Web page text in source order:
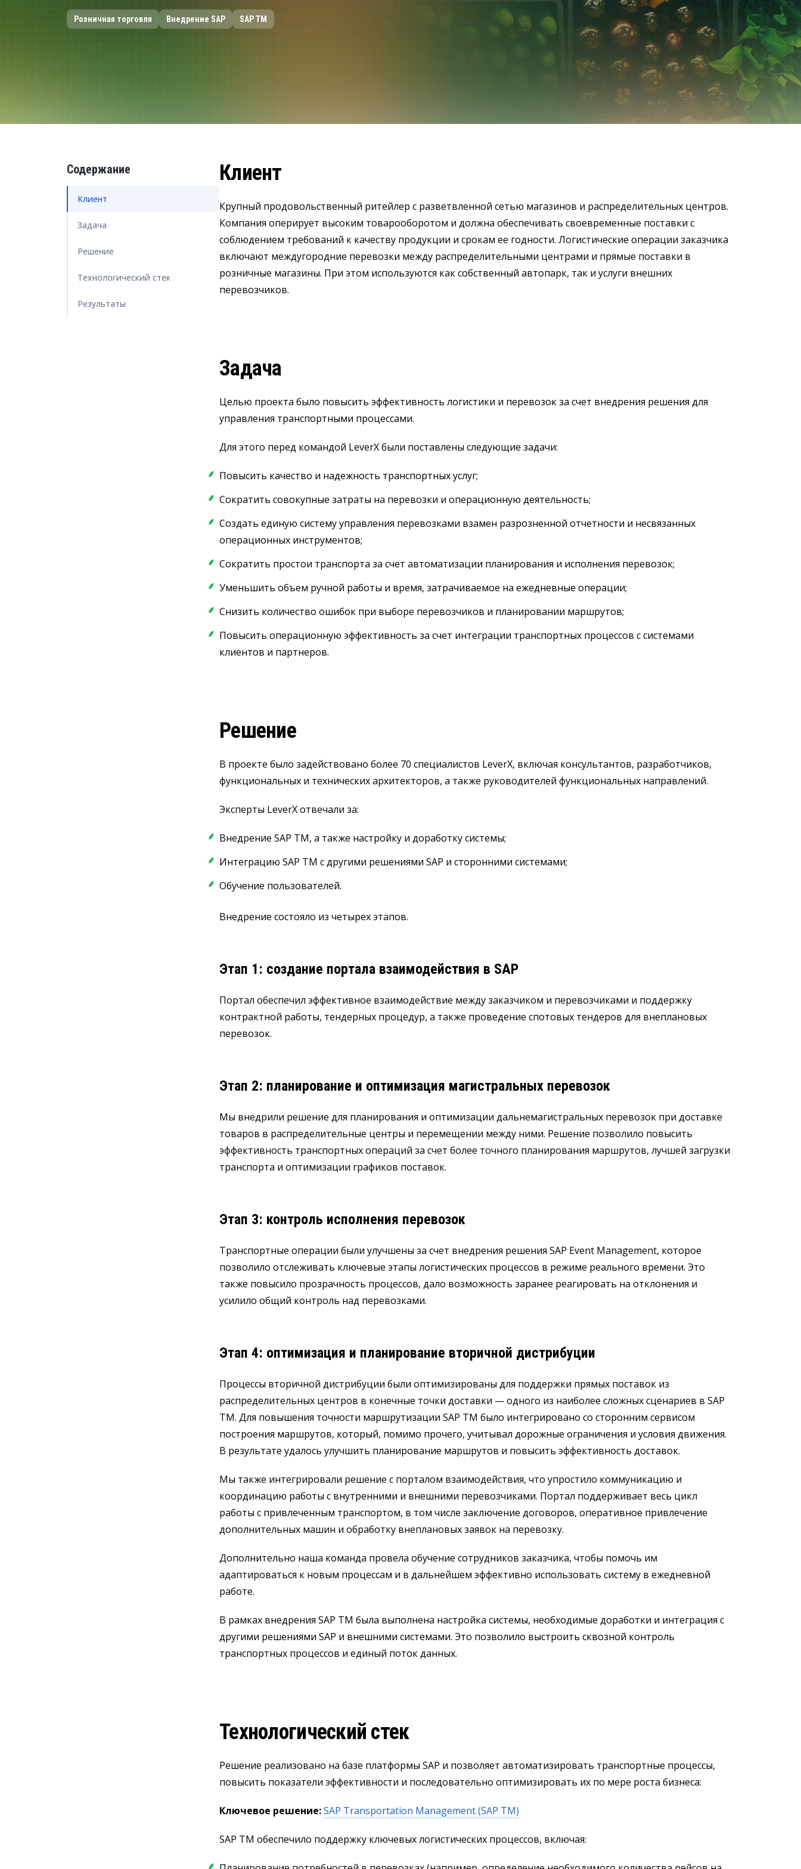
Продажа лицензий SAP
SAP AI Core & AI Launchpad
SAP Integration Suite
Маркетинг и продажи
Розничная торговля Внедрение SAP SAP TM
Содержание
Клиент
Задача
Решение
Технологический стек
Результаты
Клиент
Крупный продовольственный ритейлер с разветвленной сетью магазинов и распределительных центров.
Компания оперирует высоким товарооборотом и должна обеспечивать своевременные поставки с
соблюдением требований к качеству продукции и срокам ее годности. Логистические операции заказчика
включают междугородние перевозки между распределительными центрами и прямые поставки в
розничные магазины. При этом используются как собственный автопарк, так и услуги внешних
перевозчиков.
Задача
Целью проекта было повысить эффективность логистики и перевозок за счет внедрения решения для
управления транспортными процессами.
Для этого перед командой LeverX были поставлены следующие задачи:
Повысить качество и надежность транспортных услуг;
Сократить совокупные затраты на перевозки и операционную деятельность;
Создать единую систему управления перевозками взамен разрозненной отчетности и несвязанных
операционных инструментов;
Сократить простои транспорта за счет автоматизации планирования и исполнения перевозок;
Уменьшить объем ручной работы и время, затрачиваемое на ежедневные операции;
Снизить количество ошибок при выборе перевозчиков и планировании маршрутов;
Повысить операционную эффективность за счет интеграции транспортных процессов с системами
клиентов и партнеров.
Решение
В проекте было задействовано более 70 специалистов LeverX, включая консультантов, разработчиков,
функциональных и технических архитекторов, а также руководителей функциональных направлений.
Эксперты LeverX отвечали за:
Внедрение SAP TM, а также настройку и доработку системы;
Интеграцию SAP TM с другими решениями SAP и сторонними системами;
Обучение пользователей.
Внедрение состояло из четырех этапов.
Этап 1: создание портала взаимодействия в SAP
Портал обеспечил эффективное взаимодействие между заказчиком и перевозчиками и поддержку
контрактной работы, тендерных процедур, а также проведение спотовых тендеров для внеплановых
перевозок.
Этап 2: планирование и оптимизация магистральных перевозок
Мы внедрили решение для планирования и оптимизации дальнемагистральных перевозок при доставке
товаров в распределительные центры и перемещении между ними. Решение позволило повысить
эффективность транспортных операций за счет более точного планирования маршрутов, лучшей загрузки
транспорта и оптимизации графиков поставок.
Этап 3: контроль исполнения перевозок
Транспортные операции были улучшены за счет внедрения решения SAP Event Management, которое
позволило отслеживать ключевые этапы логистических процессов в режиме реального времени. Это
также повысило прозрачность процессов, дало возможность заранее реагировать на отклонения и
усилило общий контроль над перевозками.
Этап 4: оптимизация и планирование вторичной дистрибуции
Процессы вторичной дистрибуции были оптимизированы для поддержки прямых поставок из
распределительных центров в конечные точки доставки — одного из наиболее сложных сценариев в SAP
TM. Для повышения точности маршрутизации SAP TM было интегрировано со сторонним сервисом
построения маршрутов, который, помимо прочего, учитывал дорожные ограничения и условия движения.
В результате удалось улучшить планирование маршрутов и повысить эффективность доставок.
Мы также интегрировали решение с порталом взаимодействия, что упростило коммуникацию и
координацию работы с внутренними и внешними перевозчиками. Портал поддерживает весь цикл
работы с привлеченным транспортом, в том числе заключение договоров, оперативное привлечение
дополнительных машин и обработку внеплановых заявок на перевозку.
Дополнительно наша команда провела обучение сотрудников заказчика, чтобы помочь им
адаптироваться к новым процессам и в дальнейшем эффективно использовать систему в ежедневной
работе.
В рамках внедрения SAP TM была выполнена настройка системы, необходимые доработки и интеграция с
другими решениями SAP и внешними системами. Это позволило выстроить сквозной контроль
транспортных процессов и единый поток данных.
Технологический стек
Решение реализовано на базе платформы SAP и позволяет автоматизировать транспортные процессы,
повысить показатели эффективности и последовательно оптимизировать их по мере роста бизнеса:
Ключевое решение:SAP Transportation Management (SAP TM)
SAP TM обеспечило поддержку ключевых логистических процессов, включая: